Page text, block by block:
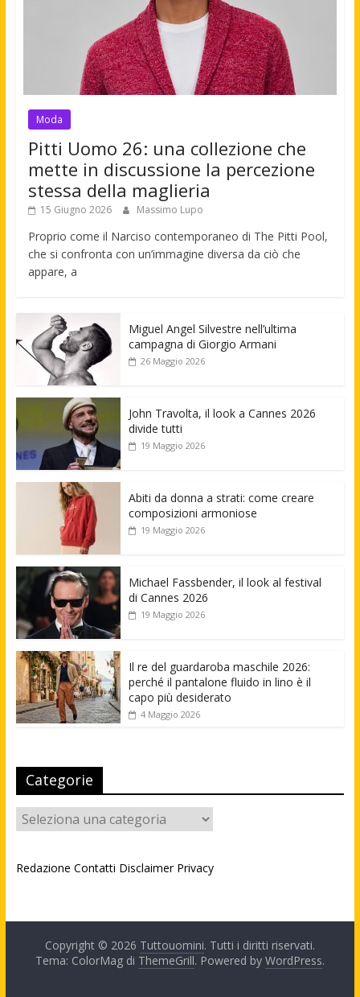
Moda
Pitti Uomo 26: una collezione che
mette in discussione la percezione
stessa della maglieria
15 Giugno 2026 Massimo Lupo
Proprio come il Narciso contemporaneo di The Pitti Pool,
che si confronta con un’immagine diversa da ciò che
appare, a
Miguel Angel Silvestre nell’ultima
campagna di Giorgio Armani
26 Maggio 2026
John Travolta, il look a Cannes 2026
divide tutti
19 Maggio 2026
Abiti da donna a strati: come creare
composizioni armoniose
19 Maggio 2026
Michael Fassbender, il look al festival
di Cannes 2026
19 Maggio 2026
Il re del guardaroba maschile 2026:
perché il pantalone fluido in lino è il
capo più desiderato
4 Maggio 2026
Categorie
Categorie
Redazione Contatti Disclaimer Privacy
Copyright © 2026 Tuttouomini. Tutti i diritti riservati.
Tema: ColorMag di ThemeGrill. Powered by WordPress.